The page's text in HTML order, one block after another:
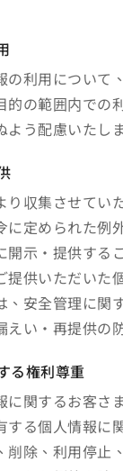
の利用について
的の範囲内での
よう配慮いたし
り収集させてい
に定められた例
開示・提供する
提供いただいた
、安全管理に関
えい・再提供の
る権利尊重
に関するお客さ
する個人情報に
削除、利用停止